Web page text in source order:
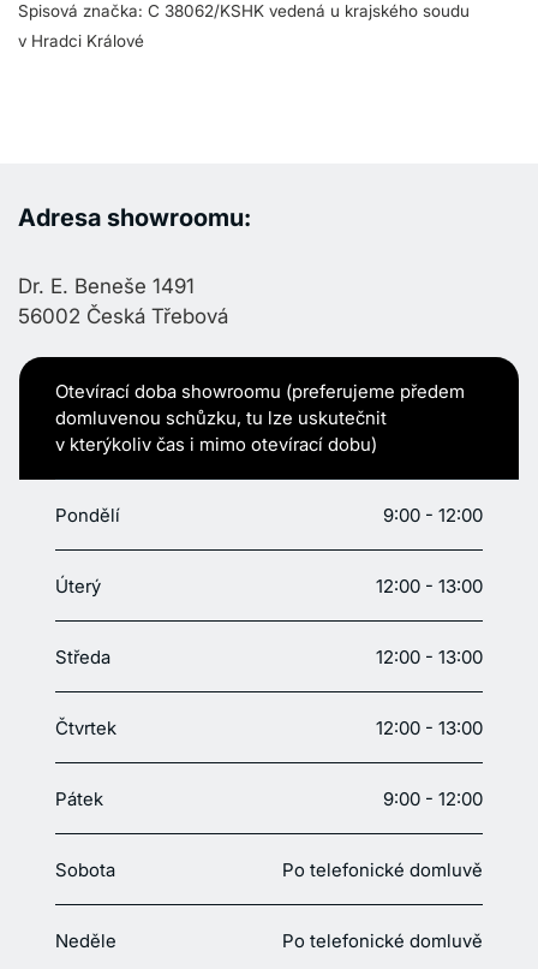
Spisová značka: C 38062/KSHK vedená u krajského soudu
v Hradci Králové
Adresa showroomu:
Dr. E. Beneše 1491
56002 Česká Třebová
Otevírací doba showroomu (preferujeme předem
domluvenou schůzku, tu lze uskutečnit
v kterýkoliv čas i mimo otevírací dobu)
Pondělí 9:00 - 12:00
Úterý 12:00 - 13:00
Středa 12:00 - 13:00
Čtvrtek 12:00 - 13:00
Pátek 9:00 - 12:00
Sobota Po telefonické domluvě
Neděle Po telefonické domluvě